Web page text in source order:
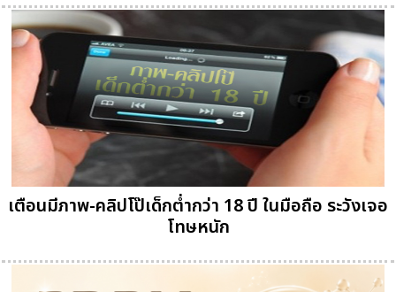
เตือนมีภาพ-คลิปโป๊เด็กต่ำกว่า 18 ปี ในมือถือ ระวังเจอ
โทษหนัก